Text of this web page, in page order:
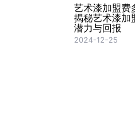
艺术漆加盟费
揭秘艺术漆加
潜力与回报
2024-12-25